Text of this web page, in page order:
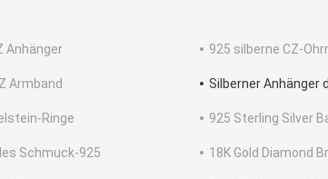
Anhänger 925 silberne CZ-
Armband Silberner Anhänger
Ringe 925 Sterling Silver
Schmuck-925 18K Gold Diamond